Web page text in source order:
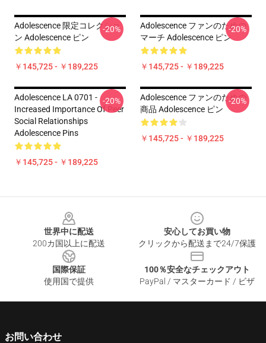
Adolescence 限定コレクショ
ン Adolescence ピン
￥145,725 - ￥189,225
-20%
Adolescence ファンのための
マーチ Adolescence ピン
￥145,725 - ￥189,225
-20%
Adolescence LA 0701 -
Increased Importance Of Peer
Social Relationships
Adolescence Pins
￥145,725 - ￥189,225
-20%
Adolescence ファンのための
商品 Adolescence ピン
￥145,725 - ￥189,225
-20%
世界中に配送
200カ国以上に配送
安心してお買い物
クリックから配送まで24/7保護
国際保証
使用国で提供
100％安全なチェックアウト
PayPal / マスターカード / ビザ
お問い合わせ